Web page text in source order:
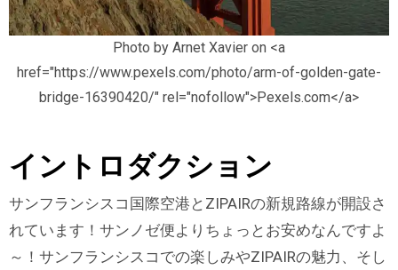
Photo by Arnet Xavier on <a
href="https://www.pexels.com/photo/arm-of-golden-gate-
bridge-16390420/" rel="nofollow">Pexels.com</a>
イントロダクション
サンフランシスコ国際空港とZIPAIRの新規路線が開設さ
れています！サンノゼ便よりちょっとお安めなんですよ
～！サンフランシスコでの楽しみやZIPAIRの魅力、そし